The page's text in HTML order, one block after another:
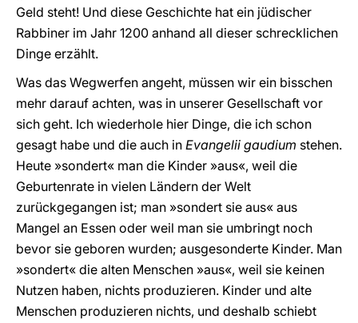
Geld steht! Und diese Geschichte hat ein jüdischer
Rabbiner im Jahr 1200 anhand all dieser schrecklichen
Dinge erzählt.
Was das Wegwerfen angeht, müssen wir ein bisschen
mehr darauf achten, was in unserer Gesellschaft vor
sich geht. Ich wiederhole hier Dinge, die ich schon
gesagt habe und die auch in Evangelii gaudium stehen.
Heute »sondert« man die Kinder »aus«, weil die
Geburtenrate in vielen Ländern der Welt
zurückgegangen ist; man »sondert sie aus« aus
Mangel an Essen oder weil man sie umbringt noch
bevor sie geboren wurden; ausgesonderte Kinder. Man
»sondert« die alten Menschen »aus«, weil sie keinen
Nutzen haben, nichts produzieren. Kinder und alte
Menschen produzieren nichts, und deshalb schiebt